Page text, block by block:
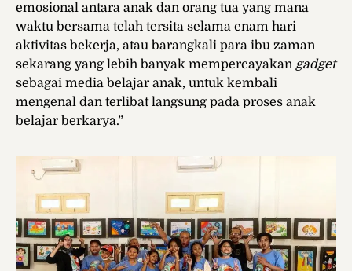
emosional antara anak dan orang tua yang mana
waktu bersama telah tersita selama enam hari
aktivitas bekerja, atau barangkali para ibu zaman
sekarang yang lebih banyak mempercayakan gadget
sebagai media belajar anak, untuk kembali
mengenal dan terlibat langsung pada proses anak
belajar berkarya.”